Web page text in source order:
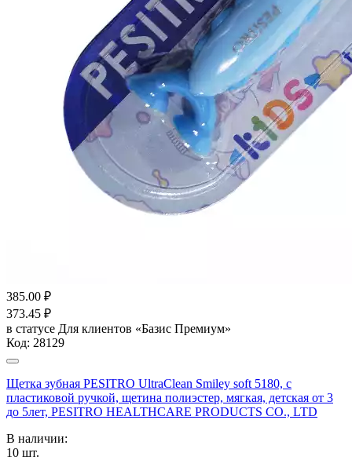
385.00 ₽
373.45 ₽
в статусе Для клиентов «Базис Премиум»
Код: 28129
Щетка зубная PESITRO UltraClean Smiley soft 5180, с
пластиковой ручкой, щетина полиэстер, мягкая, детская от 3
до 5лет, PESITRO HEALTHCARE PRODUCTS CO., LTD
В наличии:
10 шт.